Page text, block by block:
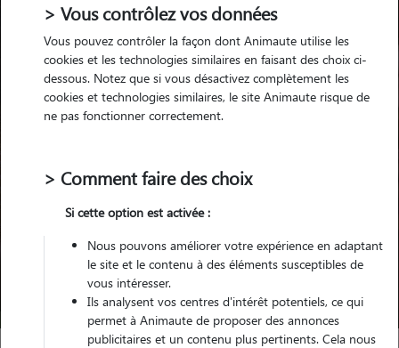
Garde
chez le Pet Sitter
Garde
chez le Pet Sitter
Promenades
Visites
Promenades
Visites
Trouver mon Pet Sitter
> Vous contrôlez vos données
Vous pouvez contrôler la façon dont Animaute utilise les
cookies et les technologies similaires en faisant des choix ci-
dessous. Notez que si vous désactivez complètement les
cookies et technologies similaires, le site Animaute risque de
ne pas fonctionner correctement.
> Comment faire des choix
Si cette option est activée :
Nous pouvons améliorer votre expérience en adaptant
le site et le contenu à des éléments susceptibles de
vous intéresser.
Ils analysent vos centres d'intérêt potentiels, ce qui
permet à Animaute de proposer des annonces
publicitaires et un contenu plus pertinents. Cela nous